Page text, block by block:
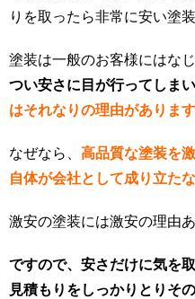
りを取ったら非常に安い塗
塗装は一般のお客様にはな
つい安さに目が行ってしま
はそれなりの理由があります
なぜなら、 高品質な塗装を
自体が会社として成り立た
激安の塗装には激安の理由あ
ですので、安さだけに気を
見積もりをしっかりとりそ